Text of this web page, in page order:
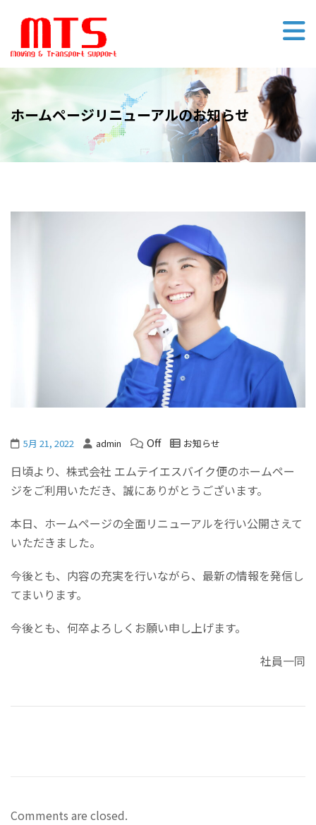
ホームページリニューアルのお知らせ
5月 21, 2022 admin Off お知らせ
日頃より、株式会社 エムテイエスバイク便のホームペー
ジをご利用いただき、誠にありがとうございます。
本日、ホームページの全面リニューアルを行い公開さえて
いただきました。
今後とも、内容の充実を行いながら、最新の情報を発信し
てまいります。
今後とも、何卒よろしくお願い申し上げます。
社員一同
Comments are closed.